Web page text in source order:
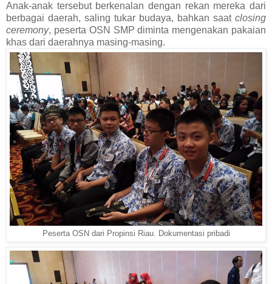
Anak-anak tersebut berkenalan dengan rekan mereka dari
berbagai daerah, saling tukar budaya, bahkan saat closing
ceremony, peserta OSN SMP diminta mengenakan pakaian
khas dari daerahnya masing-masing.
Peserta OSN dari Propinsi Riau. Dokumentasi pribadi